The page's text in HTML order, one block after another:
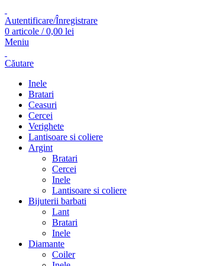
Autentificare/Înregistrare
0 articole / 0,00 lei
Meniu
Căutare
Inele
Bratari
Ceasuri
Cercei
Verighete
Lantisoare si coliere
Argint
Bratari
Cercei
Inele
Lantisoare si coliere
Bijuterii barbati
Lant
Bratari
Inele
Diamante
Coiler